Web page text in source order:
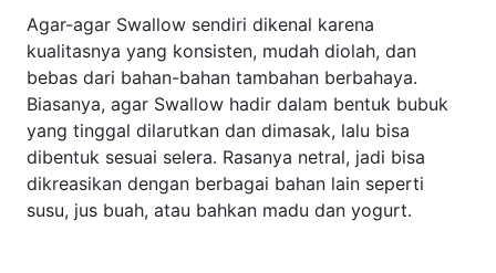
Agar-agar Swallow sendiri dikenal karena
kualitasnya yang konsisten, mudah diolah, dan
bebas dari bahan-bahan tambahan berbahaya.
Biasanya, agar Swallow hadir dalam bentuk bubuk
yang tinggal dilarutkan dan dimasak, lalu bisa
dibentuk sesuai selera. Rasanya netral, jadi bisa
dikreasikan dengan berbagai bahan lain seperti
susu, jus buah, atau bahkan madu dan yogurt.